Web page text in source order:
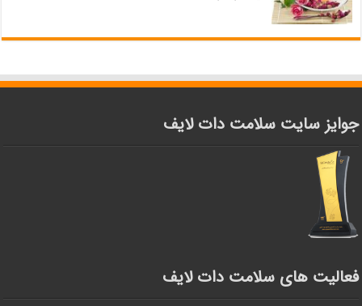
جوایز سایت سلامت دات لایف
فعالیت های سلامت دات لایف